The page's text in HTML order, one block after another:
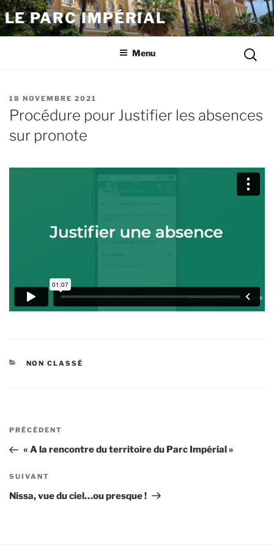
Aller
au
contenu
LE PARC IMPÉRIAL
Menu
pour
PUBLIÉ
LE
18 NOVEMBRE 2021
Procédure pour Justifier les absences
sur pronote
CATÉGORIES
NON CLASSÉ
Navigation
l’article
Article
précédent
PRÉCÉDENT
« A la rencontre du territoire du Parc Impérial »
Article
suivant
SUIVANT
Nissa, vue du ciel…ou presque !